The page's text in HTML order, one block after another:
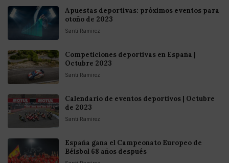
Apuestas deportivas: próximos eventos para
otoño de 2023
Santi Ramirez
Competiciones deportivas en España |
Octubre 2023
Santi Ramirez
Calendario de eventos deportivos | Octubre
de 2023
Santi Ramirez
España gana el Campeonato Europeo de
Béisbol 68 años después